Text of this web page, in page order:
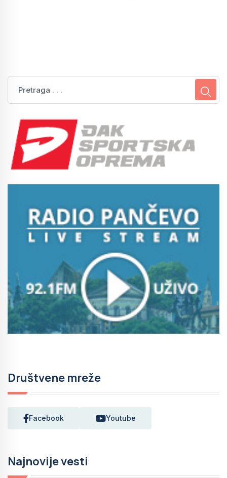
Društvene mreže
Facebook Youtube
Najnovije vesti